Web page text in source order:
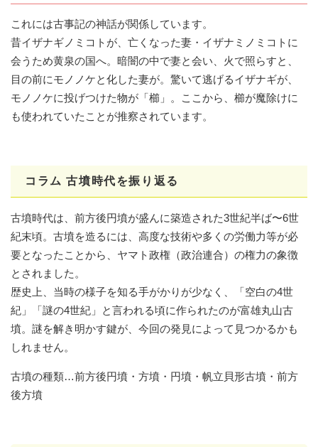
これには古事記の神話が関係しています。
昔イザナギノミコトが、亡くなった妻・イザナミノミコトに
会うため黄泉の国へ。暗闇の中で妻と会い、火で照らすと、
目の前にモノノケと化した妻が。驚いて逃げるイザナギが、
モノノケに投げつけた物が「櫛」。ここから、櫛が魔除けに
も使われていたことが推察されています。
コラム 古墳時代を振り返る
古墳時代は、前方後円墳が盛んに築造された3世紀半ば〜6世
紀末頃。古墳を造るには、高度な技術や多くの労働力等が必
要となったことから、ヤマト政権（政治連合）の権力の象徴
とされました。
歴史上、当時の様子を知る手がかりが少なく、「空白の4世
紀」「謎の4世紀」と言われる頃に作られたのが富雄丸山古
墳。謎を解き明かす鍵が、今回の発見によって見つかるかも
しれません。
古墳の種類…前方後円墳・方墳・円墳・帆立貝形古墳・前方
後方墳